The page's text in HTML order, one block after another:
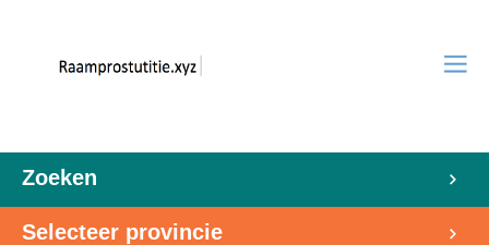
Zoeken
Selecteer provincie